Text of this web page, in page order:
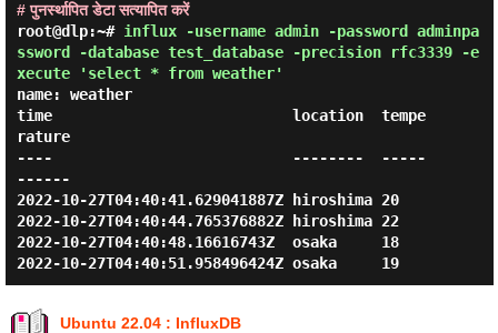
# पुनर्स्थापित डेटा सत्यापित करें
root@dlp:~# influx -username admin -password adminpa
ssword -database test_database -precision rfc3339 -e
xecute 'select * from weather'
name: weather
time                           location  tempe
rature
----                           --------  -----
------
2022-10-27T04:40:41.629041887Z hiroshima 20
2022-10-27T04:40:44.765376882Z hiroshima 22
2022-10-27T04:40:48.16616743Z  osaka     18
2022-10-27T04:40:51.958496424Z osaka     19
Ubuntu 22.04 : InfluxDB